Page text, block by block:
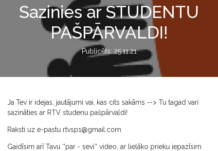
Sazinies ar STUDENTU
PAŠPĀRVALDI!
Publicēts: 25.11.21
Ja Tev ir idejas, jautājumi vai, kas cits sakāms --> Tu tagad vari
sazināties ar RTV studenu pašpārvaldi!
Raksti uz e-pastu rtvsp1@gmail.com
Gaidīsim arī Tavu ‘'par - sevi'' video, ar lielāko prieku iepazīsim